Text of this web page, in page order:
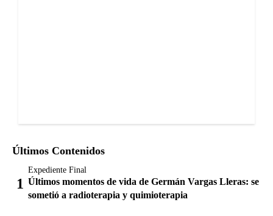
Últimos Contenidos
Expediente Final
Últimos momentos de vida de Germán Vargas Lleras: se
sometió a radioterapia y quimioterapia